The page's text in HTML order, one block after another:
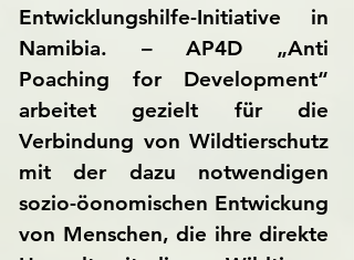
Entwicklungshilfe-Initiative in
Namibia. – AP4D „Anti
Poaching for Development“
arbeitet gezielt für die
Verbindung von Wildtierschutz
mit der dazu notwendigen
sozio-öonomischen Entwickung
von Menschen, die ihre direkte